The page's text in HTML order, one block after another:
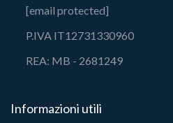
[email protected]
P.IVA IT12731330960
REA: MB - 2681249
Informazioni utili